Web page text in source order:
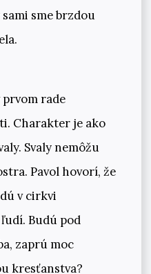
sme brzdou
rade
Charakter je ako
Svaly nemôžu
Pavol hovorí, že
v cirkvi
Budú pod
zaprú moc
kresťanstva?